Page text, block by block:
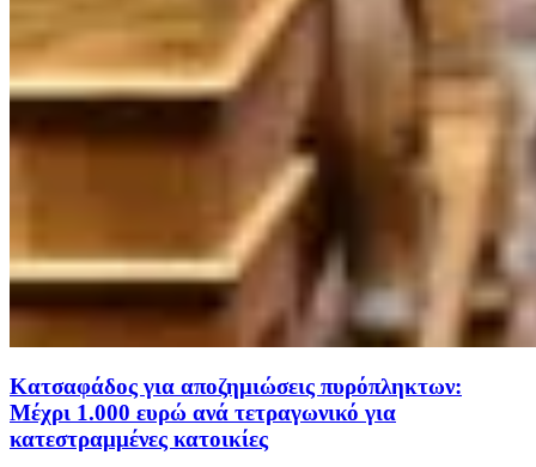
Κατσαφάδος για αποζημιώσεις πυρόπληκτων:
Μέχρι 1.000 ευρώ ανά τετραγωνικό για
κατεστραμμένες κατοικίες